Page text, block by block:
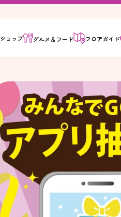
ショップ グルメ＆ フード フロアガイド